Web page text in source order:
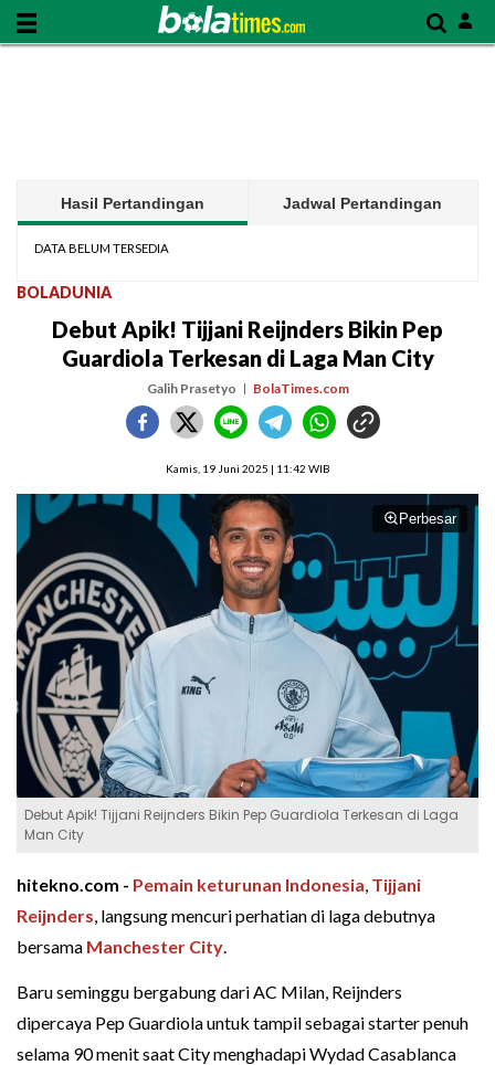
Hasil Pertandingan Jadwal Pertandingan
DATA BELUM TERSEDIA
BOLADUNIA
Debut Apik! Tijjani Reijnders Bikin Pep
Guardiola Terkesan di Laga Man City
Galih Prasetyo BolaTimes.com
Kamis, 19 Juni 2025 | 11:42 WIB
Perbesar
Debut Apik! Tijjani Reijnders Bikin Pep Guardiola Terkesan di Laga
Man City
hitekno.com - Pemain keturunan Indonesia, Tijjani
Reijnders, langsung mencuri perhatian di laga debutnya
bersama Manchester City.
Baru seminggu bergabung dari AC Milan, Reijnders
dipercaya Pep Guardiola untuk tampil sebagai starter penuh
selama 90 menit saat City menghadapi Wydad Casablanca